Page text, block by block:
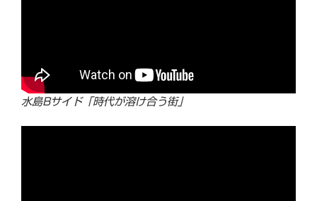
水島Bサイド「時代が溶け合う街」